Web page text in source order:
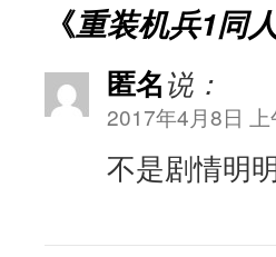
《重装机兵1同
匿名说：
2017年4月8日 上
不是剧情明